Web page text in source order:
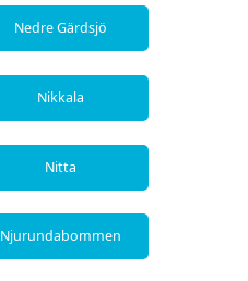
Nedre Gärdsjö
Nikkala
Nitta
Njurundabommen